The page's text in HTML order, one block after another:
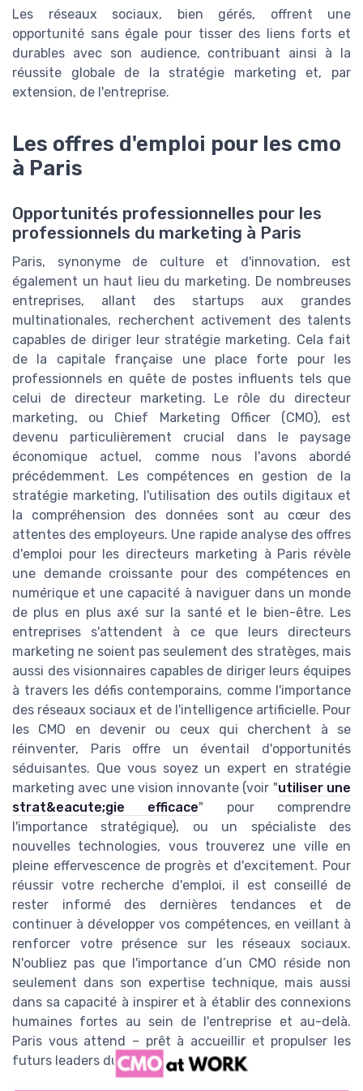
Les réseaux sociaux, bien gérés, offrent une
opportunité sans égale pour tisser des liens forts et
durables avec son audience, contribuant ainsi à la
réussite globale de la stratégie marketing et, par
extension, de l'entreprise.
Les offres d'emploi pour les cmo
à Paris
Opportunités professionnelles pour les
professionnels du marketing à Paris
Paris, synonyme de culture et d'innovation, est
également un haut lieu du marketing. De nombreuses
entreprises, allant des startups aux grandes
multinationales, recherchent activement des talents
capables de diriger leur stratégie marketing. Cela fait
de la capitale française une place forte pour les
professionnels en quête de postes influents tels que
celui de directeur marketing. Le rôle du directeur
marketing, ou Chief Marketing Officer (CMO), est
devenu particulièrement crucial dans le paysage
économique actuel, comme nous l'avons abordé
précédemment. Les compétences en gestion de la
stratégie marketing, l'utilisation des outils digitaux et
la compréhension des données sont au cœur des
attentes des employeurs. Une rapide analyse des offres
d'emploi pour les directeurs marketing à Paris révèle
une demande croissante pour des compétences en
numérique et une capacité à naviguer dans un monde
de plus en plus axé sur la santé et le bien-être. Les
entreprises s'attendent à ce que leurs directeurs
marketing ne soient pas seulement des stratèges, mais
aussi des visionnaires capables de diriger leurs équipes
à travers les défis contemporains, comme l'importance
des réseaux sociaux et de l'intelligence artificielle. Pour
les CMO en devenir ou ceux qui cherchent à se
réinventer, Paris offre un éventail d'opportunités
séduisantes. Que vous soyez un expert en stratégie
marketing avec une vision innovante (voir "utiliser une
strat&eacute;gie efficace" pour comprendre
l'importance stratégique), ou un spécialiste des
nouvelles technologies, vous trouverez une ville en
pleine effervescence de progrès et d'excitement. Pour
réussir votre recherche d'emploi, il est conseillé de
rester informé des dernières tendances et de
continuer à développer vos compétences, en veillant à
renforcer votre présence sur les réseaux sociaux.
N'oubliez pas que l'importance d’un CMO réside non
seulement dans son expertise technique, mais aussi
dans sa capacité à inspirer et à établir des connexions
humaines fortes au sein de l'entreprise et au-delà.
Paris vous attend – prêt à accueillir et propulser les
futurs leaders du marketing.